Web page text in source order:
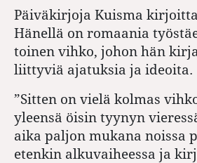
Päiväkirjoja Kuisma
Hänellä on romaania
toinen vihko, johon hän
liittyviä ajatuksia ja ideoita.
”Sitten on vielä kolmas
yleensä öisin tyynyn
aika paljon mukana noissa
etenkin alkuvaiheessa ja